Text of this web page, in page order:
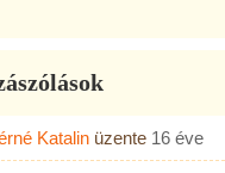
Katalin üzente 16 éve